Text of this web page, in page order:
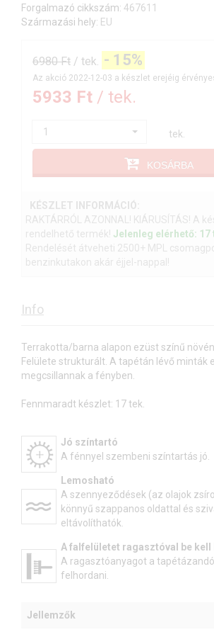
Forgalmazó cikkszám: 467611
Származási hely: EU
6980 Ft / tek. - 15%
Az akció 2022-12-03 a készlet erejéig
5933 Ft / tek.
1 tek.
KOSÁRBA
KÉSZLET INFORMÁCIÓ:
RAKTÁRRÓL AZONNAL! KIÁRUSÍTÁS! A
rendelhető termék! Jelenleg elérhető: 17
Rendelését átveheti 2500+ MPL
benzinkutakon akár éjjel-nappal!
Info
Terrakotta/barna alapon ezüst színű
Felülete strukturált. A tapétán lévő minták
megcsillannak a fényben.
Fennmaradt készlet: 17 tek.
Jó színtartó
A fénnyel szembeni színtartás jó.
Lemosható
A szennyeződések (az olajok
könnyű szappanos oldattal és
eltávolíthatók.
A falfelületet ragasztóval be kell
A ragasztóanyagot a
felhordani.
Jellemzők